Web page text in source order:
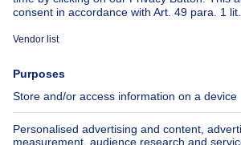
About
Immoweb
Jobs
Axel Springer Group
SeLoger.com
Tools
Insurances